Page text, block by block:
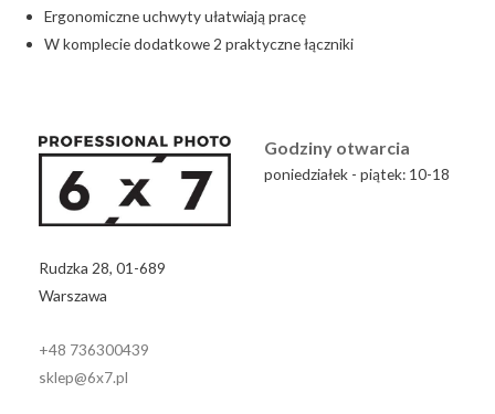
Ergonomiczne uchwyty ułatwiają pracę
W komplecie dodatkowe 2 praktyczne łączniki
Rudzka 28, 01-689
Warszawa
+48 736300439
sklep@6x7.pl
Godziny otwarcia
poniedziałek - piątek: 10-18